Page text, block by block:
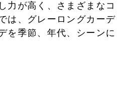
力が高く、さまざまなコ
は、グレーロングカーデ
を季節、年代、シーンに